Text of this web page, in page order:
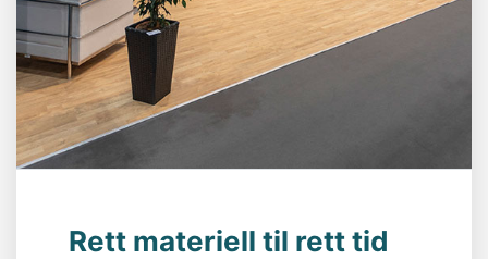
Rett materiell til rett tid